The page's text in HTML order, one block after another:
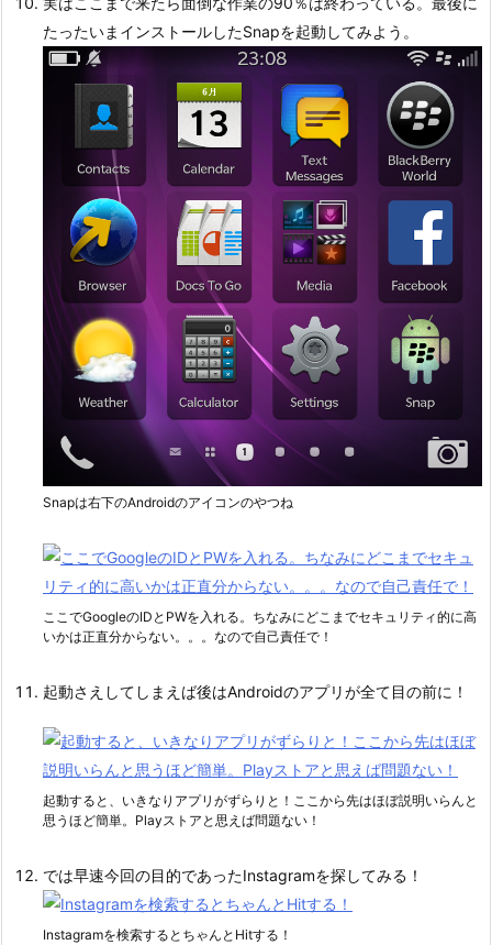
たったいまインストールしたSnapを起動してみよう。
Snapは右下のAndroidのアイコンのやつね
ここでGoogleのIDとPWを入れる。ちなみにどこまでセキュリティ的に高
いかは正直分からない。。。なので自己責任で！
起動さえしてしまえば後はAndroidのアプリが全て目の前に！
起動すると、いきなりアプリがずらりと！ここから先はほぼ説明いらんと
思うほど簡単。Playストアと思えば問題ない！
では早速今回の目的であったInstagramを探してみる！
Instagramを検索するとちゃんとHitする！